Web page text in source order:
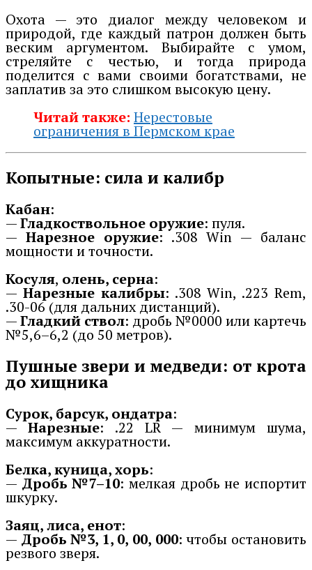
Охота — это диалог между человеком и
природой, где каждый патрон должен быть
веским аргументом. Выбирайте с умом,
стреляйте с честью, и тогда природа
поделится с вами своими богатствами, не
заплатив за это слишком высокую цену.
Читай также: Нерестовые
ограничения в Пермском крае
Копытные: сила и калибр
Кабан:
—Гладкоствольное оружие: пуля.
— Нарезное оружие: .308 Win — баланс
мощности и точности.
Косуля, олень, серна:
— Нарезные калибры: .308 Win, .223 Rem,
.30-06 (для дальних дистанций).
—Гладкий ствол: дробь №0000 или картечь
№5,6–6,2 (до 50 метров).
Пушные звери и медведи: от крота
до хищника
Сурок, барсук, ондатра:
—Нарезные: .22 LR — минимум шума,
максимум аккуратности.
Белка, куница, хорь:
— Дробь №7–10: мелкая дробь не испортит
шкурку.
Заяц, лиса, енот:
— Дробь №3, 1, 0, 00, 000: чтобы остановить
резвого зверя.